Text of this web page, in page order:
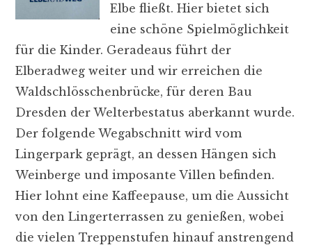
Elbe fließt. Hier bietet sich
eine schöne Spielmöglichkeit
für die Kinder. Geradeaus führt der
Elberadweg weiter und wir erreichen die
Waldschlösschenbrücke, für deren Bau
Dresden der Welterbestatus aberkannt wurde.
Der folgende Wegabschnitt wird vom
Lingerpark geprägt, an dessen Hängen sich
Weinberge und imposante Villen befinden.
Hier lohnt eine Kaffeepause, um die Aussicht
von den Lingerterrassen zu genießen, wobei
die vielen Treppenstufen hinauf anstrengend